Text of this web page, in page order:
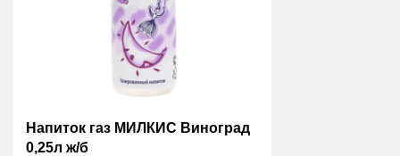
Напиток газ МИЛКИС Виноград
0,25л ж/б